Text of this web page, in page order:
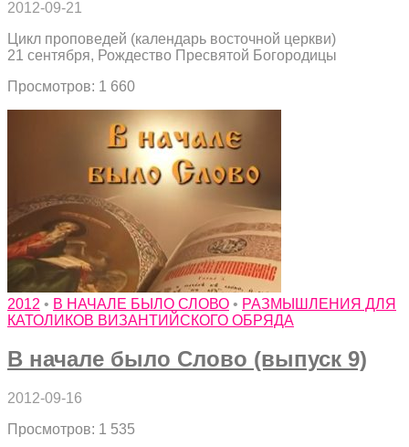
2012-09-21
Цикл проповедей (календарь восточной церкви)
21 сентября, Рождество Пресвятой Богородицы
Просмотров: 1 660
2012 • В НАЧАЛЕ БЫЛО СЛОВО • РАЗМЫШЛЕНИЯ ДЛЯ
КАТОЛИКОВ ВИЗАНТИЙСКОГО ОБРЯДА
В начале было Слово (выпуск 9)
2012-09-16
Просмотров: 1 535